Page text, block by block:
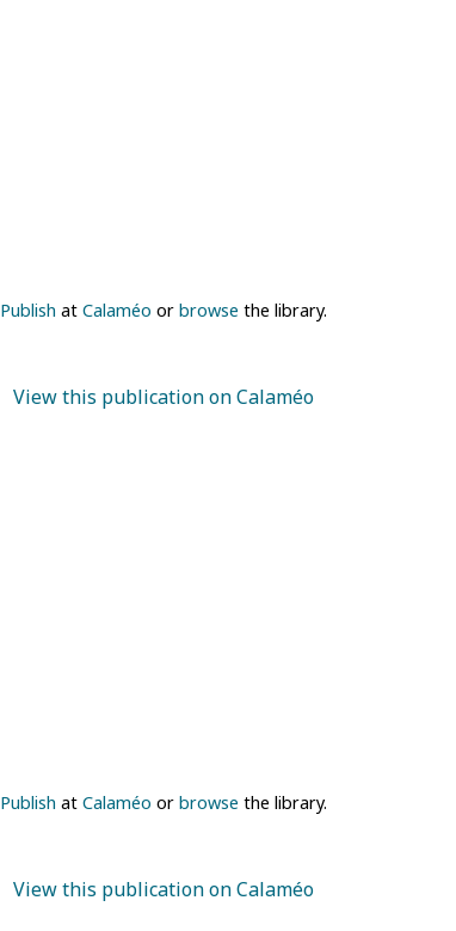
Publish at Calaméo or browse the library.
View this publication on Calaméo
Publish at Calaméo or browse the library.
View this publication on Calaméo